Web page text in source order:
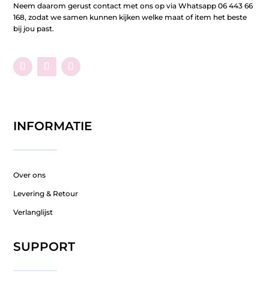
Neem daarom gerust contact met ons op via Whatsapp 06 443 66
168, zodat we samen kunnen kijken welke maat of item het beste
bij jou past.
INFORMATIE
Over ons
Levering & Retour
Verlanglijst
SUPPORT